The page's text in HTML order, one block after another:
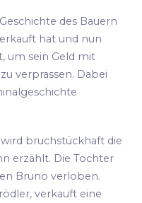
des Bauern
hat und nun
um sein Geld mit
verprassen. Dabei
bruchstückhaft die
erzählt. Die Tochter
Bruno verloben.
verkauft eine